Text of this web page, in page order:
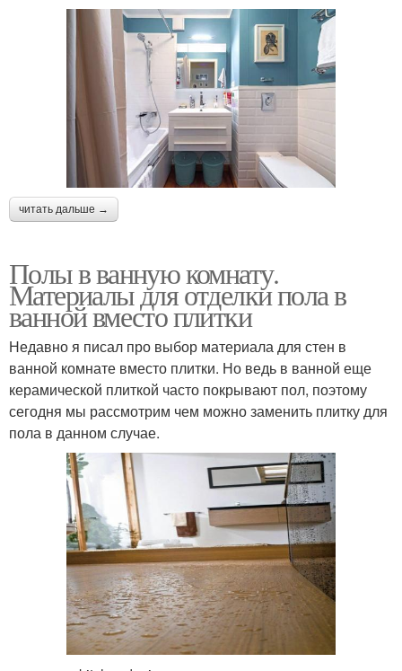
читать дальше →
Полы в ванную комнату.
Материалы для отделки пола в
ванной вместо плитки
Недавно я писал про выбор материала для стен в
ванной комнате вместо плитки. Но ведь в ванной еще
керамической плиткой часто покрывают пол, поэтому
сегодня мы рассмотрим чем можно заменить плитку для
пола в данном случае.